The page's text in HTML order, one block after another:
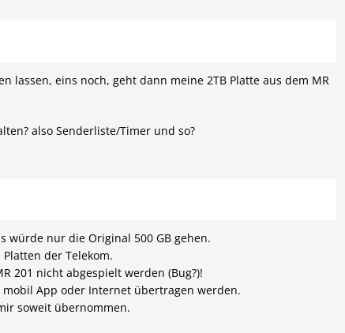
lassen, eins noch, geht dann meine 2TB Platte aus dem MR
also Senderliste/Timer und so?
würde nur die Original 500 GB gehen.
der Telekom.
201 nicht abgespielt werden (Bug?)!
App oder Internet übertragen werden.
soweit übernommen.